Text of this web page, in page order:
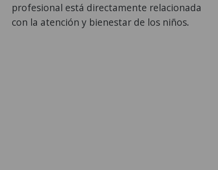
profesional está directamente relacionada
con la atención y bienestar de los niños.